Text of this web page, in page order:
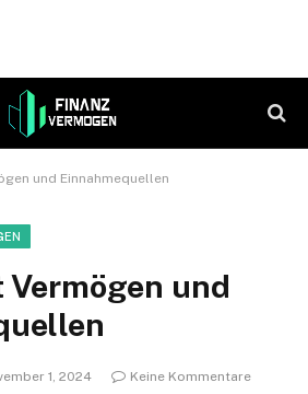
und Einnahmequellen
und
1, 2024
Keine Kommentare